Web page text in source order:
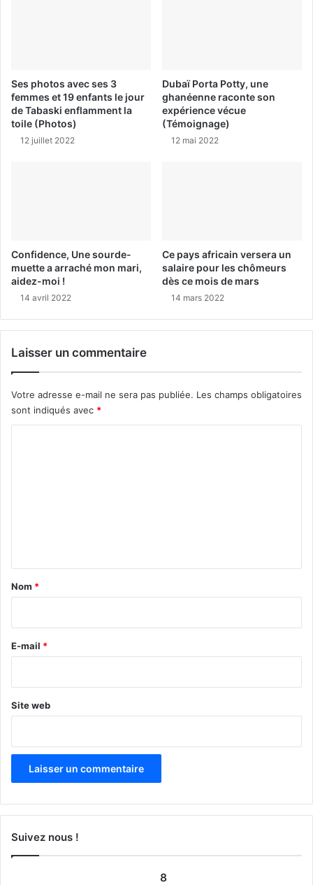
Ses photos avec ses 3
femmes et 19 enfants le jour
de Tabaski enflamment la
toile (Photos)
12 juillet 2022
Dubaï Porta Potty, une
ghanéenne raconte son
expérience vécue
(Témoignage)
12 mai 2022
Confidence, Une sourde-
muette a arraché mon mari,
aidez-moi !
14 avril 2022
Ce pays africain versera un
salaire pour les chômeurs
dès ce mois de mars
14 mars 2022
Laisser un commentaire
Votre adresse e-mail ne sera pas publiée. Les champs obligatoires
sont indiqués avec *
a
e
Nom *
E-mail *
Site web
Suivez nous !
8